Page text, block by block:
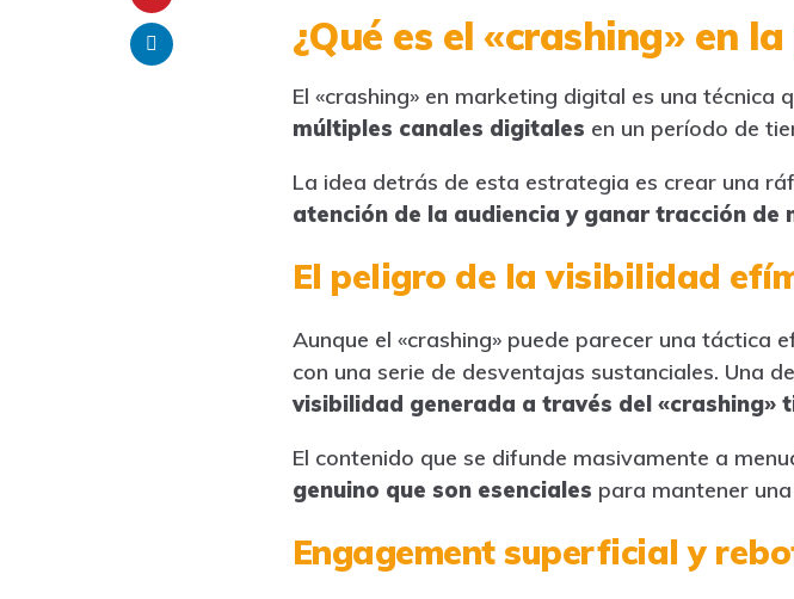
¿Qué es el «crashing» en
El «crashing» en marketing digital es una técnica
múltiples canales digitales en un período de
La idea detrás de esta estrategia es crear una
atención de la audiencia y ganar tracción de
El peligro de la visibilidad
Aunque el «crashing» puede parecer una táctica
con una serie de desventajas sustanciales. Una
visibilidad generada a través del «crashing»
El contenido que se difunde masivamente a
genuino que son esenciales para mantener
Engagement superficial y